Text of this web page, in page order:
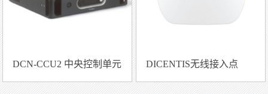
DCN-CCU2 中央控制单元 DICENTIS无线接入点